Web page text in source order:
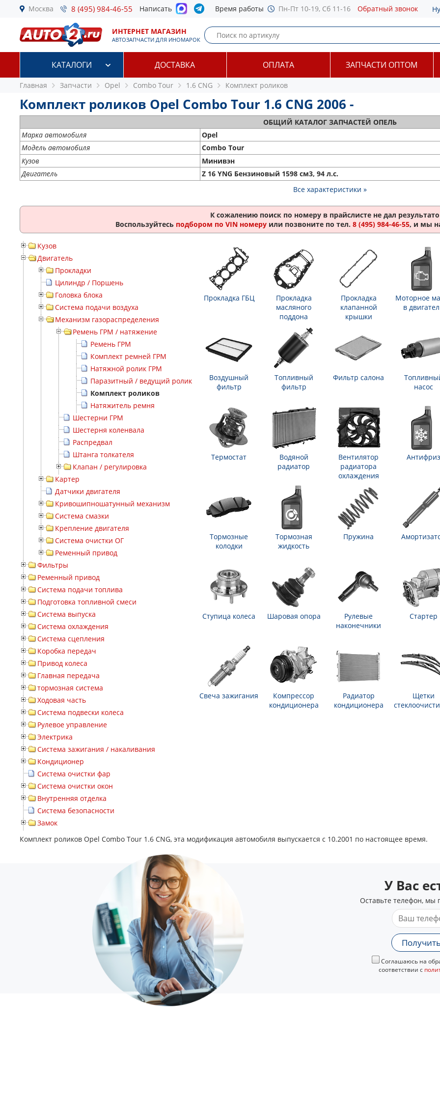
Москва 8 (495) 984-46-55 Написать Время работы Пн-Пт 10-19, Сб 11-16 Обратный звонок
ИНТЕРНЕТ МАГАЗИН
АВТОЗАПЧАСТИ ДЛЯ ИНОМАРОК
КАТАЛОГИ ДОСТАВКА ОПЛАТА ЗАПЧАСТИ ОПТОМ
Главная Запчасти Opel Combo Tour 1.6 CNG Комплект роликов
Комплект роликов Opel Combo Tour 1.6 CNG 2006 -
ОБЩИЙ КАТАЛОГ ЗАПЧАСТЕЙ ОПЕЛЬ
Марка автомобиля
Opel
Модель автомобиля
Combo Tour
Кузов
Минивэн
Двигатель
Z 16 YNG Бензиновый 1598 см3, 94 л.с.
Все характеристики »
К сожалению поиск по номеру в прайслисте не дал
Воспользуйтесь подбором по VIN номеру или позвоните по тел. 8 (495) 984-46-55, и мы
Кузов
Двигатель
Прокладки
Цилиндр / Поршень
Головка блока
Система подачи воздуха
Механизм газораспределения
Ремень ГРМ / натяжение
Ремень ГРМ
Комплект ремней ГРМ
Натяжной ролик ГРМ
Паразитный / ведущий ролик
Комплект роликов
Натяжитель ремня
Шестерни ГРМ
Шестерня коленвала
Распредвал
Штанга толкателя
Клапан / регулировка
Картер
Датчики двигателя
Кривошипношатунный механизм
Система смазки
Крепление двигателя
Система очистки ОГ
Ременный привод
Фильтры
Ременный привод
Система подачи топлива
Подготовка топливной смеси
Система выпуска
Система охлаждения
Система сцепления
Коробка передач
Привод колеса
Главная передача
тормозная система
Ходовая часть
Система подвески колеса
Рулевое управление
Электрика
Система зажигания / накаливания
Кондиционер
Система очистки фар
Система очистки окон
Внутренняя отделка
Система безопасности
Замок
Прокладка ГБЦ
Прокладка
масляного
поддона
Прокладка
клапанной
крышки
Моторное
в
Воздушный
фильтр
Топливный
фильтр
Фильтр салона
насос
Термостат
Водяной
радиатор
Вентилятор
радиатора
охлаждения
Антифриз
Тормозные
колодки
Тормозная
жидкость
Пружина
Ступица колеса Шаровая опора
Рулевые
наконечники
Стартер
Свеча зажигания
Компрессор
кондиционера
Радиатор
кондиционера
Щетки
Комплект роликов Opel Combo Tour 1.6 CNG, эта модификация автомобиля выпускается с 10.2001 по настоящее время.
У Вас
Оставьте телефон, мы
Соглашаюсь на
соответствии с